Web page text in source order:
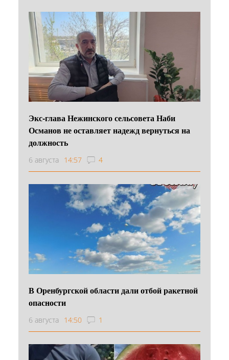
Экс-глава Нежинского сельсовета Наби
Османов не оставляет надежд вернуться на
должность
6 августа 14:57 4
В Оренбургской области дали отбой ракетной
опасности
6 августа 14:50 1